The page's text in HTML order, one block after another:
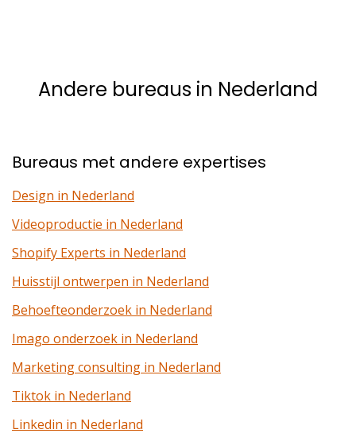
Andere bureaus in Nederland
Bureaus met andere expertises
Design in Nederland
Videoproductie in Nederland
Shopify Experts in Nederland
Huisstijl ontwerpen in Nederland
Behoefteonderzoek in Nederland
Imago onderzoek in Nederland
Marketing consulting in Nederland
Tiktok in Nederland
Linkedin in Nederland